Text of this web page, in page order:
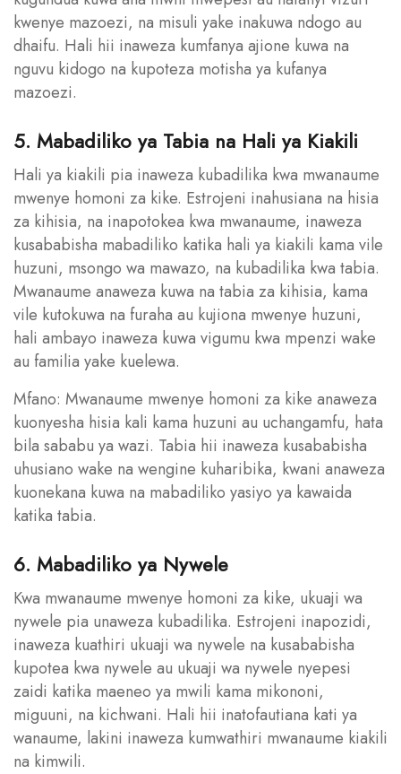
kwenye mazoezi, na misuli yake inakuwa ndogo au
dhaifu. Hali hii inaweza kumfanya ajione kuwa na
nguvu kidogo na kupoteza motisha ya kufanya
mazoezi.
5. Mabadiliko ya Tabia na Hali ya Kiakili
Hali ya kiakili pia inaweza kubadilika kwa mwanaume
mwenye homoni za kike. Estrojeni inahusiana na hisia
za kihisia, na inapotokea kwa mwanaume, inaweza
kusababisha mabadiliko katika hali ya kiakili kama vile
huzuni, msongo wa mawazo, na kubadilika kwa tabia.
Mwanaume anaweza kuwa na tabia za kihisia, kama
vile kutokuwa na furaha au kujiona mwenye huzuni,
hali ambayo inaweza kuwa vigumu kwa mpenzi wake
au familia yake kuelewa.
Mfano: Mwanaume mwenye homoni za kike anaweza
kuonyesha hisia kali kama huzuni au uchangamfu, hata
bila sababu ya wazi. Tabia hii inaweza kusababisha
uhusiano wake na wengine kuharibika, kwani anaweza
kuonekana kuwa na mabadiliko yasiyo ya kawaida
katika tabia.
6. Mabadiliko ya Nywele
Kwa mwanaume mwenye homoni za kike, ukuaji wa
nywele pia unaweza kubadilika. Estrojeni inapozidi,
inaweza kuathiri ukuaji wa nywele na kusababisha
kupotea kwa nywele au ukuaji wa nywele nyepesi
zaidi katika maeneo ya mwili kama mikononi,
miguuni, na kichwani. Hali hii inatofautiana kati ya
wanaume, lakini inaweza kumwathiri mwanaume kiakili
na kimwili.